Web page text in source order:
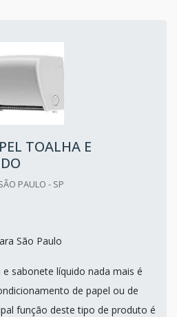
TOALHA E
PAULO - SP
São Paulo
sabonete líquido nada mais é
de papel ou de
função deste tipo de produto é